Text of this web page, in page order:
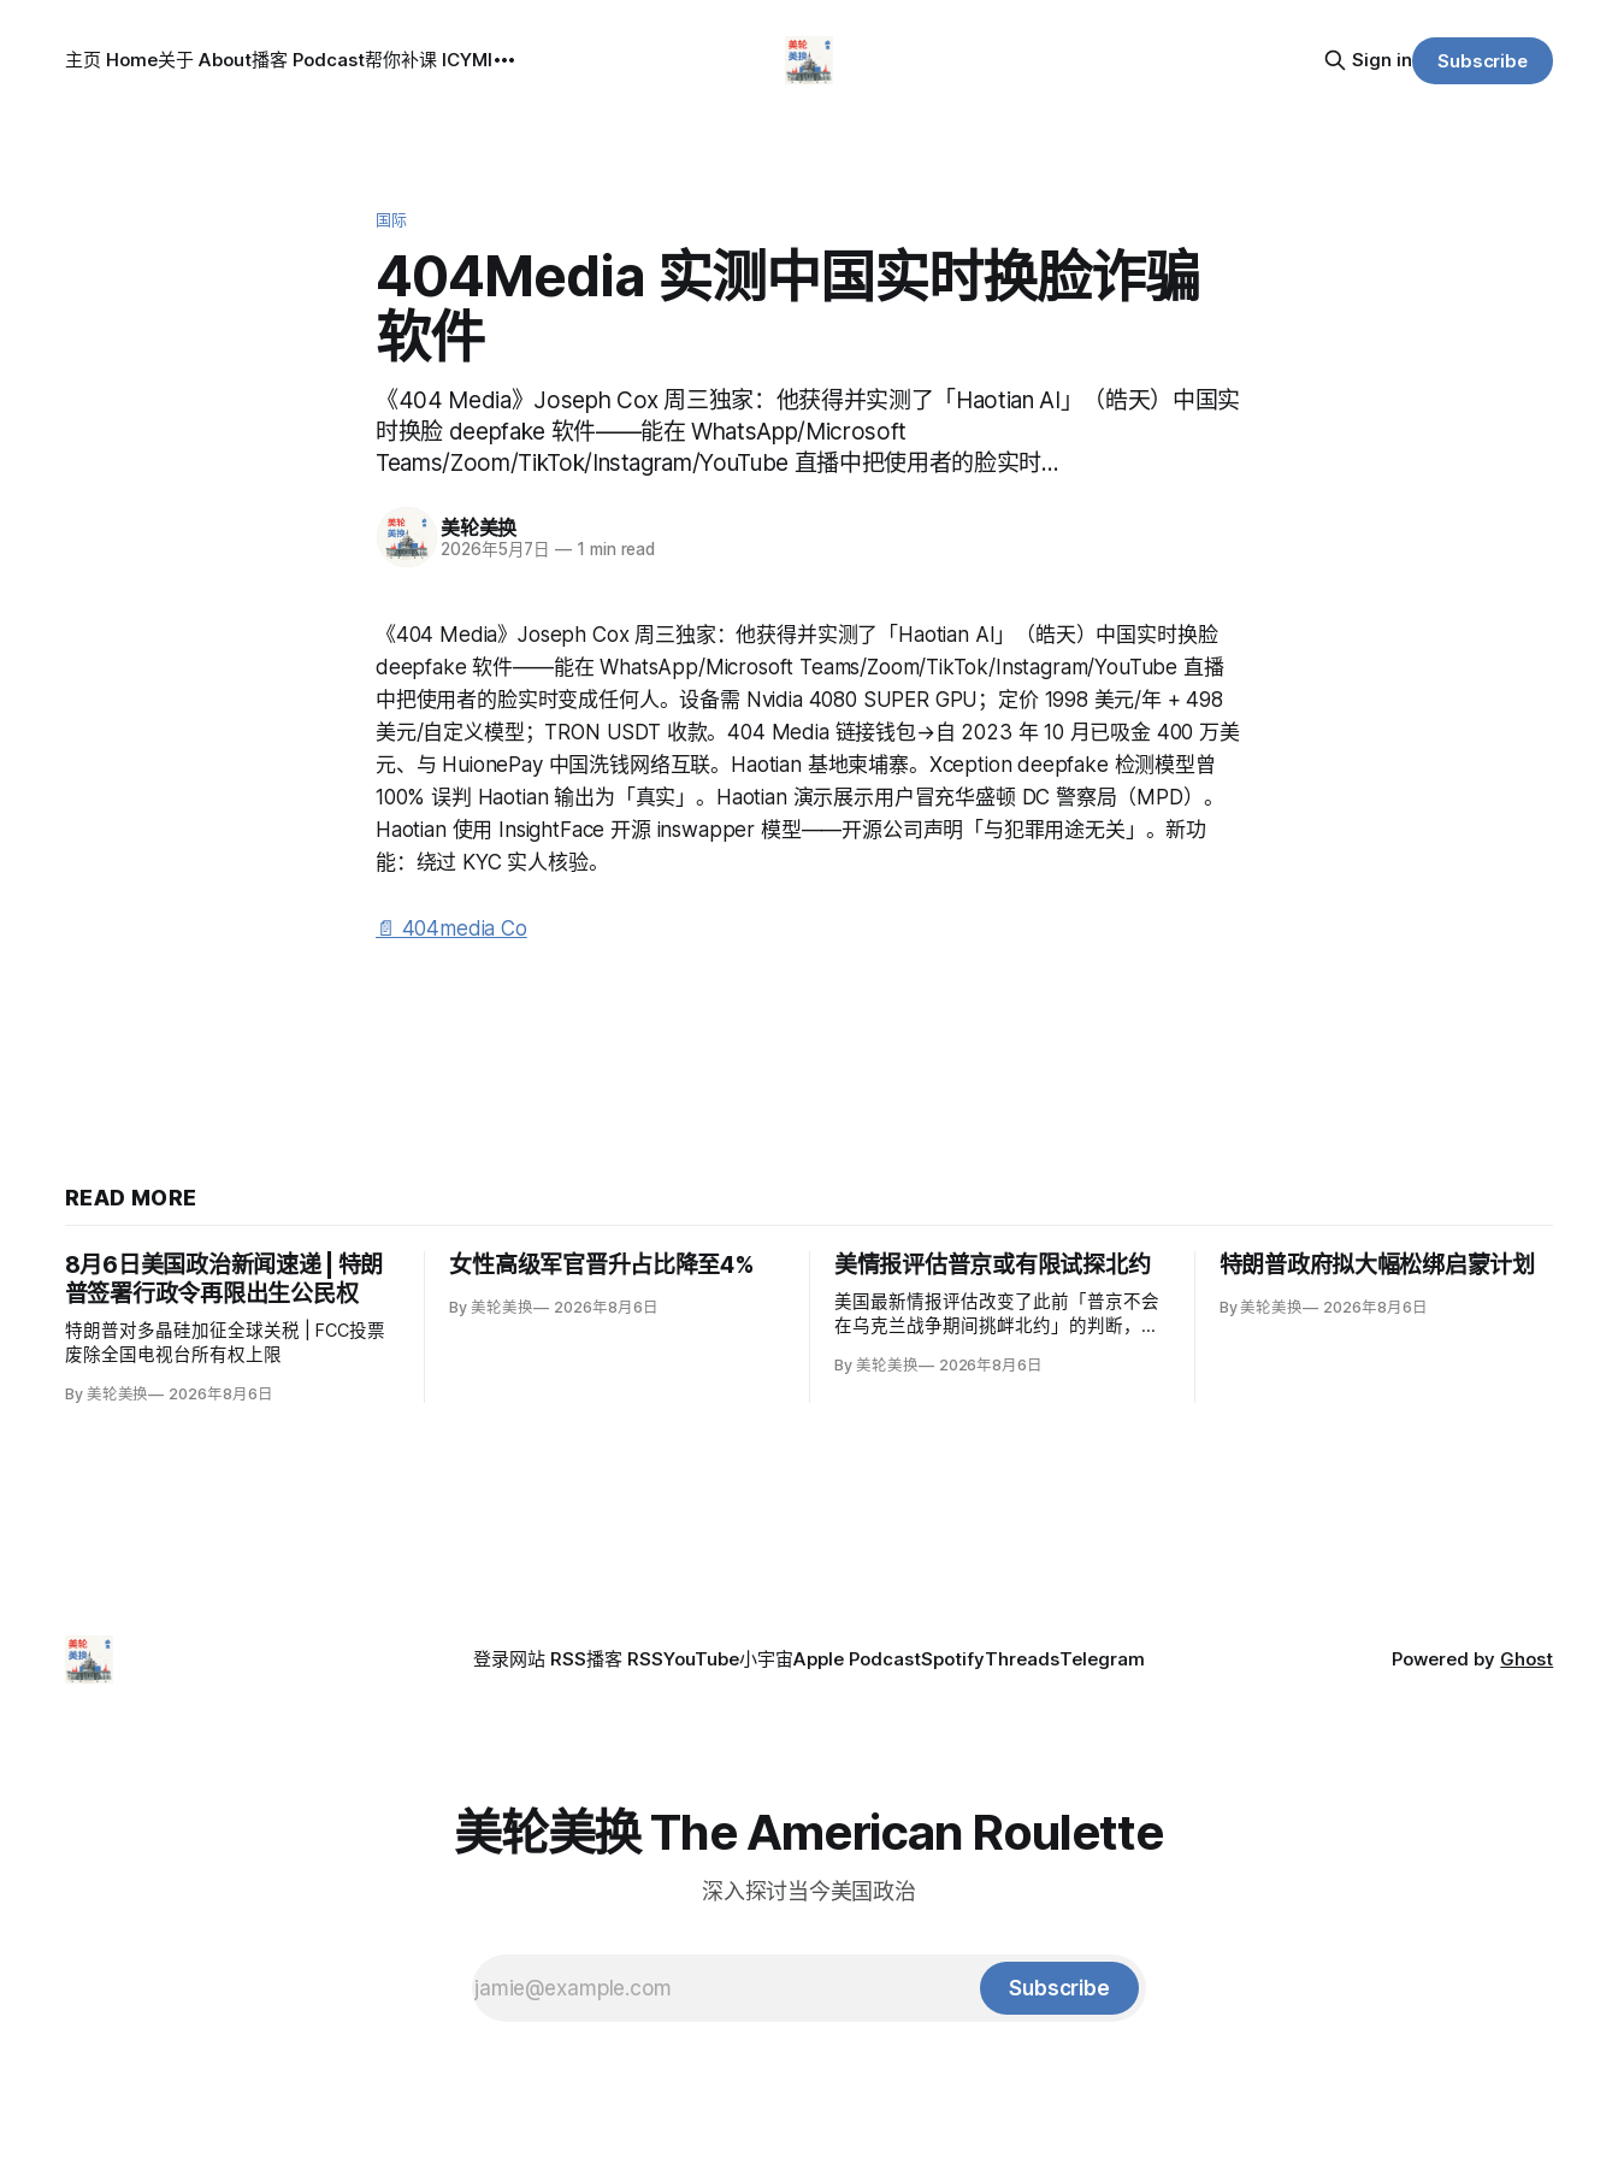
主页 Home关于 About播客 Podcast帮你补课 ICYMI Sign in Subscribe
国际
404Media 实测中国实时换脸诈骗
软件
《404 Media》Joseph Cox 周三独家：他获得并实测了「Haotian AI」（皓天）中国实
时换脸 deepfake 软件——能在 WhatsApp/Microsoft
Teams/Zoom/TikTok/Instagram/YouTube 直播中把使用者的脸实时…
美轮美换
2026年5月7日 — 1 min read
《404 Media》Joseph Cox 周三独家：他获得并实测了「Haotian AI」（皓天）中国实时换脸
deepfake 软件——能在 WhatsApp/Microsoft Teams/Zoom/TikTok/Instagram/YouTube 直播
中把使用者的脸实时变成任何人。设备需 Nvidia 4080 SUPER GPU；定价 1998 美元/年 + 498
美元/自定义模型；TRON USDT 收款。404 Media 链接钱包→自 2023 年 10 月已吸金 400 万美
元、与 HuionePay 中国洗钱网络互联。Haotian 基地柬埔寨。Xception deepfake 检测模型曾
100% 误判 Haotian 输出为「真实」。Haotian 演示展示用户冒充华盛顿 DC 警察局（MPD）。
Haotian 使用 InsightFace 开源 inswapper 模型——开源公司声明「与犯罪用途无关」。新功
能：绕过 KYC 实人核验。
📄 404media Co
READ MORE
8月6日美国政治新闻速递 | 特朗
普签署行政令再限出生公民权
特朗普对多晶硅加征全球关税 | FCC投票
废除全国电视台所有权上限
By 美轮美换 2026年8月6日
女性高级军官晋升占比降至4%
By 美轮美换 2026年8月6日
美情报评估普京或有限试探北约
美国最新情报评估改变了此前「普京不会
在乌克兰战争期间挑衅北约」的判断，认
络攻击、无标识武装占领或东翼小规模越
By 美轮美换 2026年8月6日
特朗普政府拟大幅松绑启蒙计划
By 美轮美换 2026年8月6日
登录网站 RSS播客 RSSYouTube小宇宙Apple PodcastSpotifyThreadsTelegram Powered by Ghost
美轮美换 The American Roulette
深入探讨当今美国政治
Subscribe